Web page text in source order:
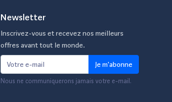
Newsletter
Inscrivez-vous et recevez nos meilleurs
offres avant tout le monde.
Je m'abonne
Nous ne communiquerons jamais votre e-mail.